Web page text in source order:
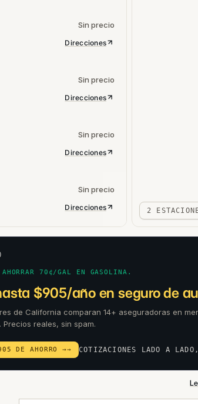
Sin precio
Direcciones
Sin precio
Direcciones
Sin precio
Direcciones
Sin precio
Direcciones 2
AHORRAR 70¢/GAL EN GASOLINA.
$905/año en seguro de
de California comparan 14+ aseguradoras en
Precios reales, sin spam.
DE AHORRO →→ COTIZACIONES LADO A